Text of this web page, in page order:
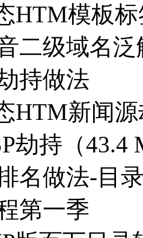
HTM模板
二级域名
持做法
HTM新闻
劫持（43.4
名做法-目
第一季